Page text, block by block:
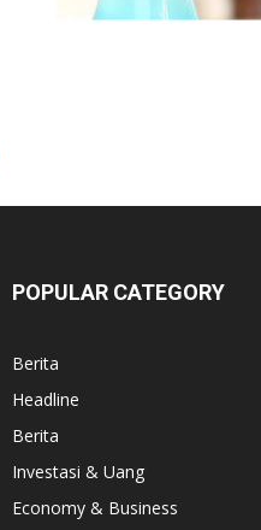
POPULAR CATEGORY
Berita
Headline
Berita
Investasi & Uang
Economy & Business